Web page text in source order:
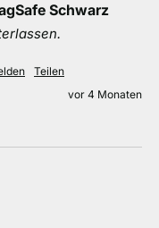
Schwarz
Teilen
vor 4 Monaten